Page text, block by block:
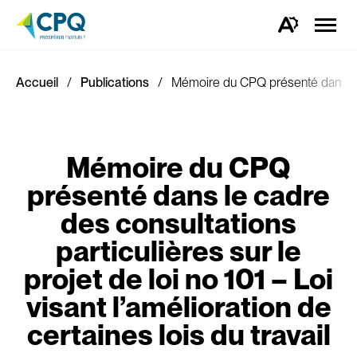
Ouvrez
d'accessibilité.
la
Accueil Publications Mémoire du CPQ présenté dans
Mémoire du CPQ
présenté dans le cadre
des consultations
particulières sur le
projet de loi no 101 – Loi
visant l’amélioration de
certaines lois du travail